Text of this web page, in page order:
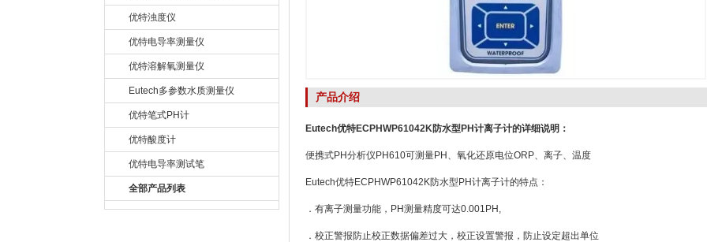
优特浊度仪
优特电导率测量仪
优特溶解氧测量仪
Eutech多参数水质测量仪
优特笔式PH计
优特酸度计
优特电导率测试笔
全部产品列表
产品介绍
Eutech优特ECPHWP61042K防水型PH计离子计的详细说明：
便携式PH分析仪PH610可测量PH、氧化还原电位ORP、离子、温度
Eutech优特ECPHWP61042K防水型PH计离子计的特点：
．有离子测量功能，PH测量精度可达0.001PH,
．校正警报防止校正数据偏差过大，校正设置警报，防止设定超出单位